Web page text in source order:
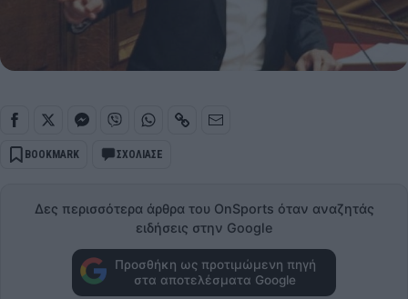
BOOKMARK ΣΧΟΛΙΑΣΕ
Δες περισσότερα άρθρα του OnSports όταν αναζητάς
ειδήσεις στην Google
Προσθήκη ως προτιμώμενη πηγή
στα αποτελέσματα Google